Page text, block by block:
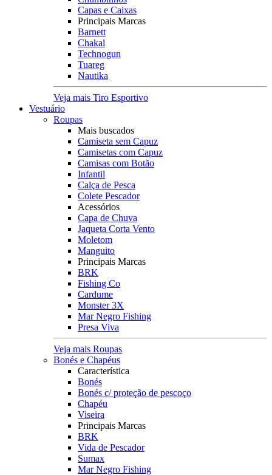
Capas e Caixas
Principais Marcas
Barnett
Chakal
Technogun
Tuareg
Nautika
Veja mais Tiro Esportivo
Vestuário
Roupas
Mais buscados
Camiseta sem Capuz
Camisetas com Capuz
Camisas com Botão
Infantil
Calça de Pesca
Colete Pescador
Acessórios
Capa de Chuva
Jaqueta Corta Vento
Moletom
Manguito
Principais Marcas
BRK
Fishing Co
Cardume
Monster 3X
Mar Negro Fishing
Presa Viva
Veja mais Roupas
Bonés e Chapéus
Característica
Bonés
Bonés c/ proteção de pescoço
Chapéu
Viseira
Principais Marcas
BRK
Vida de Pescador
Sumax
Mar Negro Fishing